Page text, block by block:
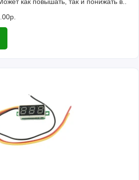
как повышать, так и понижать в..